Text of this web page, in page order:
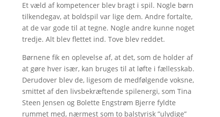
Et væld af kompetencer blev bragt i spil. Nogle børn
tilkendegav, at boldspil var lige dem. Andre fortalte,
at de var gode til at tegne. Nogle andre kunne noget
tredje. Alt blev flettet ind. Tove blev reddet.
Børnene fik en oplevelse af, at det, som de holder af
at gøre hver især, kan bruges til at løfte i fællesskab.
Derudover blev de, ligesom de medfølgende voksne,
smittet af den livsbekræftende spilenergi, som Tina
Steen Jensen og Bolette Engstrøm Bjerre fyldte
rummet med, nærmest som to balstyrisk ”ulydige”